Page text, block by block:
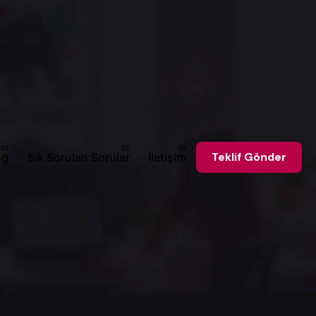
Sık Sorulan Sorular İletişim Teklif Gönder